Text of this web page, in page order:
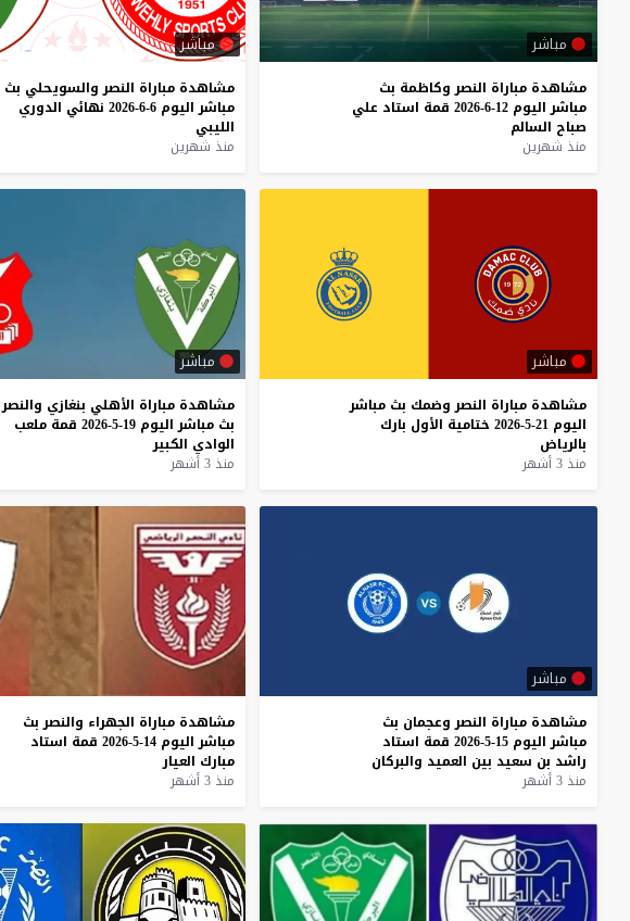
مباشر
مشاهدة مباراة النصر وكاظمة بث
مباشر اليوم 12-6-2026 قمة استاد علي
صباح السالم
منذ شهرين
مباشر
مشاهدة مباراة النصر والسويحلي بث
مباشر اليوم 6-6-2026 نهائي الدوري
الليبي
منذ شهرين
مباشر
مشاهدة مباراة النصر وضمك بث مباشر
اليوم 21-5-2026 ختامية الأول بارك
بالرياض
منذ 3 أشهر
مباشر
مشاهدة مباراة الأهلي بنغازي والنصر
بث مباشر اليوم 19-5-2026 قمة ملعب
الوادي الكبير
منذ 3 أشهر
مباشر
مشاهدة مباراة النصر وعجمان بث
مباشر اليوم 15-5-2026 قمة استاد
راشد بن سعيد بين العميد والبركان
منذ 3 أشهر
مشاهدة مباراة الجهراء والنصر بث
مباشر اليوم 14-5-2026 قمة استاد
مبارك العيار
منذ 3 أشهر